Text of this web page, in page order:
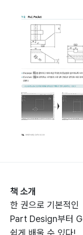
책 소개
한 권으로 기본적인
Part Design부터